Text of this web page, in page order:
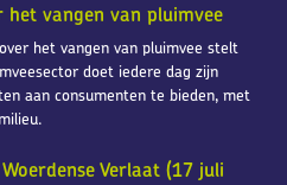
vangen van pluimvee
het vangen van pluimvee stelt
doet iedere dag zijn
aan consumenten te bieden, met
Verlaat (17 juli